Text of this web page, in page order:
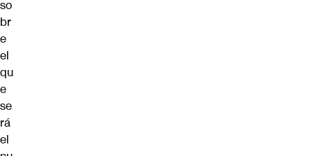
so
br
e
el
qu
e
se
rá
el